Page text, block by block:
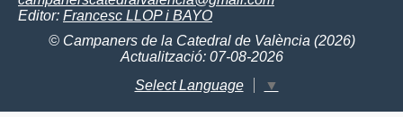
Editor: Francesc LLOP i BAYO
© Campaners de la Catedral de València (2026)
Actualització: 07-08-2026
Select Language
▼